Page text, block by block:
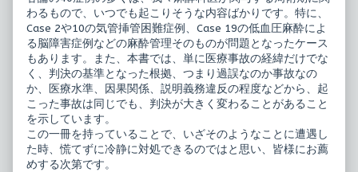
わるもので、いつでも起こりそうな内容ばかりです。特に、
Case 2や10の気管挿管困難症例、Case 19の低血圧麻酔によ
る脳障害症例などの麻酔管理そのものが問題となったケース
もあります。また、本書では、単に医療事故の経緯だけでな
く、判決の基準となった根拠、つまり過誤なのか事故なの
か、医療水準、因果関係、説明義務違反の程度などから、起
こった事故は同じでも、判決が大きく変わることがあること
を示しています。
この一冊を持っていることで、いざそのようなことに遭遇し
た時、慌てずに冷静に対処できるのではと思い、皆様にお薦
めする次第です。